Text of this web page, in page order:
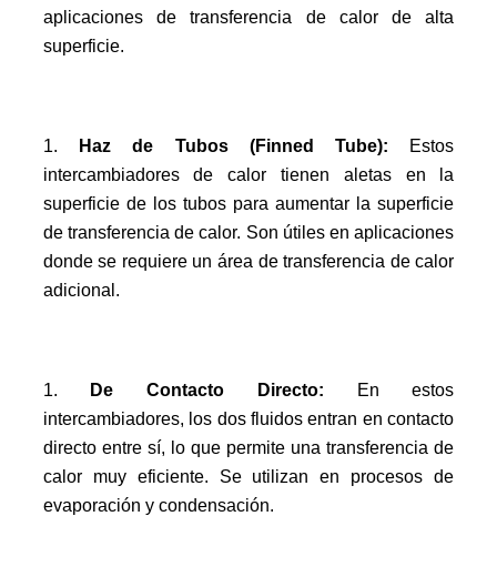
aplicaciones de transferencia de calor de alta
superficie.
Haz de Tubos (Finned Tube): Estos
intercambiadores de calor tienen aletas en la
superficie de los tubos para aumentar la superficie
de transferencia de calor. Son útiles en aplicaciones
donde se requiere un área de transferencia de calor
adicional.
De Contacto Directo: En estos
intercambiadores, los dos fluidos entran en contacto
directo entre sí, lo que permite una transferencia de
calor muy eficiente. Se utilizan en procesos de
evaporación y condensación.